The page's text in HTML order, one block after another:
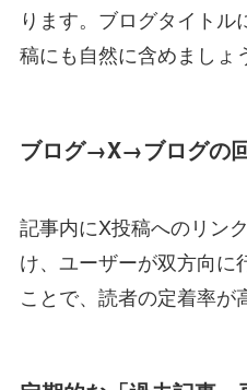
ります。ブログタイト
稿にも自然に含めましょ
ブログ→X→ブログの
記事内にX投稿へのリン
け、ユーザーが双方向に
ことで、読者の定着率が